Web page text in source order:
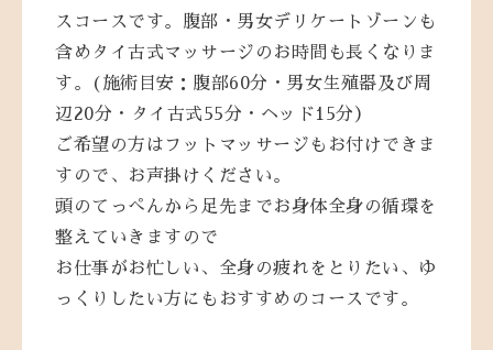
スコースです。腹部・男女デリケートゾーンも
含めタイ古式マッサージのお時間も長くなりま
す。(施術目安：腹部60分・男女生殖器及び周
辺20分・タイ古式55分・ヘッド15分）
ご希望の方はフットマッサージもお付けできま
すので、お声掛けください。
頭のてっぺんから足先までお身体全身の循環を
整えていきますので
お仕事がお忙しい、全身の疲れをとりたい、ゆ
っくりしたい方にもおすすめのコースです。